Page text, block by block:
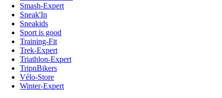
Smash-Expert
Sneak'In
Sneakids
Sport is good
Training-Fit
Trek-Expert
Triathlon-Expert
TripnBikers
Vélo-Store
Winter-Expert